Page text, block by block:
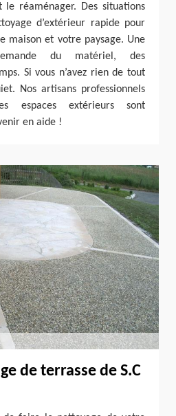
réaménager. Des situations
d’extérieur rapide pour
maison et votre paysage. Une
du matériel, des
Si vous n’avez rien de tout
Nos artisans professionnels
espaces extérieurs sont
en aide !
de terrasse de S.C